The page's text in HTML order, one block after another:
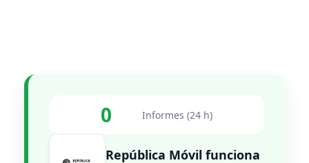
0 Informes (24 h)
República Móvil funciona